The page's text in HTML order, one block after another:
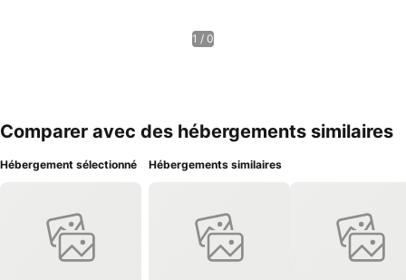
1 / 0
Comparer avec des hébergements similaires
Hébergement sélectionné Hébergements similaires